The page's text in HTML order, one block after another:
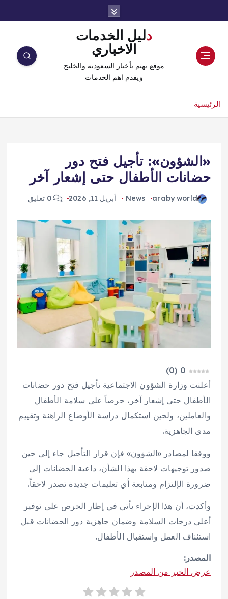
دليل الخدمات
الاخباري
موقع يهتم بأخبار السعودية والخليج
ويقدم اهم الخدمات
الرئيسية
«الشؤون»: تأجيل فتح دور
حضانات الأطفال حتى إشعار آخر
araby world
News أبريل 11, 2026 0 تعليق
0
(
0
)
أعلنت وزارة الشؤون الاجتماعية تأجيل فتح دور حضانات
الأطفال حتى إشعار آخر، حرصاً على سلامة الأطفال
والعاملين، ولحين استكمال دراسة الأوضاع الراهنة وتقييم
مدى الجاهزية.
ووفقا لمصادر «الشؤون» فإن قرار التأجيل جاء إلى حين
صدور توجيهات لاحقة بهذا الشأن، داعية الحضانات إلى
ضرورة الإلتزام ومتابعة أي تعليمات جديدة تصدر لاحقاً.
وأكدت، أن هذا الإجراء يأتي في إطار الحرص على توفير
أعلى درجات السلامة وضمان جاهزية دور الحضانات قبل
استئناف العمل واستقبال الأطفال.
المصدر:
عرض الخبر من المصدر